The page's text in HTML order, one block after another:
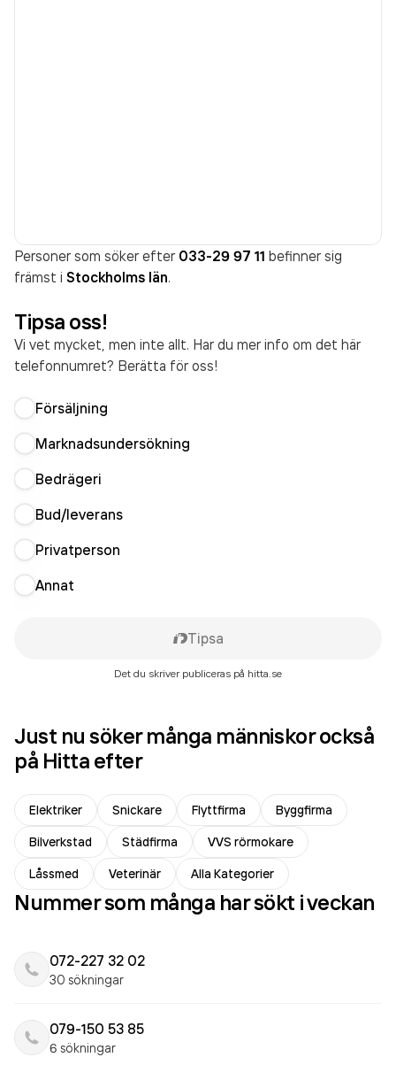
Personer som söker efter 033-29 97 11 befinner sig
främst i Stockholms län.
Tipsa oss!
Vi vet mycket, men inte allt. Har du mer info om det här
telefonnumret? Berätta för oss!
Försäljning
Marknadsundersökning
Bedrägeri
Bud/leverans
Privatperson
Annat
Tipsa
Det du skriver publiceras på hitta.se
Just nu söker många människor också
på Hitta efter
Elektriker Snickare Flyttfirma
Byggfirma
Bilverkstad
Städfirma
VVS rörmokare
Låssmed
Veterinär Alla Kategorier
Nummer som många har sökt i veckan
072-227 32 02
30 sökningar
079-150 53 85
6 sökningar